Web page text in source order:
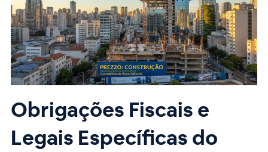
Obrigações Fiscais e
Legais Específicas do